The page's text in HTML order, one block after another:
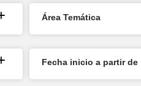
Área Temática
Fecha inicio a partir de